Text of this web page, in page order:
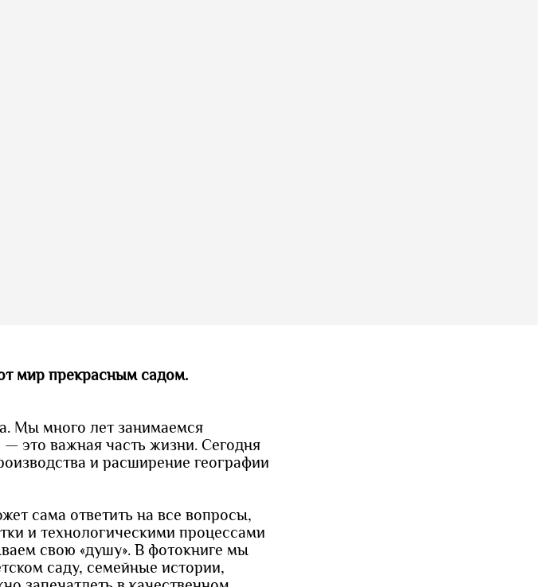
мир прекрасным садом.
Мы много лет занимаемся
это важная часть жизни. Сегодня
и расширение географии
сама ответить на все вопросы,
и технологическими процессами
свою «душу». В фотокниге мы
саду, семейные истории,